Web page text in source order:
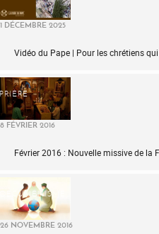
1 DÉCEMBRE 2025
Vidéo du Pape | Pour les chrétiens
PRIÈRE
8 FÉVRIER 2016
Février 2016 : Nouvelle missive de la
OECUMÉNISME
26 NOVEMBRE 2016